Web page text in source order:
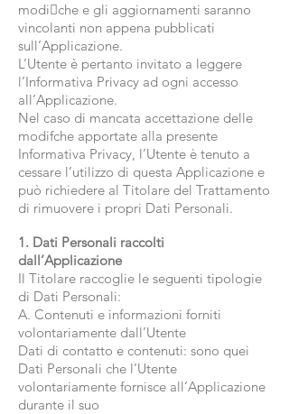
modi􀀥che e gli aggiornamenti saranno
vincolanti non appena pubblicati
sull’Applicazione.
L’Utente è pertanto invitato a leggere
l’Informativa Privacy ad ogni accesso
all’Applicazione.
Nel caso di mancata accettazione delle
modifche apportate alla presente
Informativa Privacy, l’Utente è tenuto a
cessare l’utilizzo di questa Applicazione e
può richiedere al Titolare del Trattamento
di rimuovere i propri Dati Personali.
1. Dati Personali raccolti
dall’Applicazione
Il Titolare raccoglie le seguenti tipologie
di Dati Personali:
A. Contenuti e informazioni forniti
volontariamente dall’Utente
Dati di contatto e contenuti: sono quei
Dati Personali che l’Utente
volontariamente fornisce all’Applicazione
durante il suo